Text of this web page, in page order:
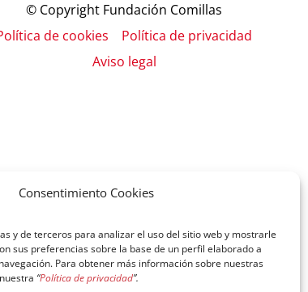
Consentimiento Cookies
y de terceros para analizar el uso del sitio web y mostrarle
sus preferencias sobre la base de un perfil elaborado a
Para obtener más información sobre nuestras
“Política de privacidad”.
© Copyright Fundación Comillas
de cookies
Política de privacidad
Aviso legal